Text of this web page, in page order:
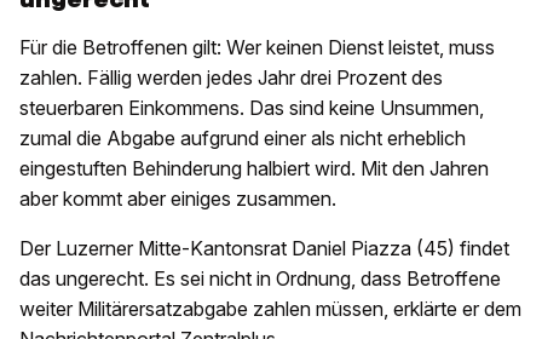
Für die Betroffenen gilt: Wer keinen Dienst leistet, muss
zahlen. Fällig werden jedes Jahr drei Prozent des
steuerbaren Einkommens. Das sind keine Unsummen,
zumal die Abgabe aufgrund einer als nicht erheblich
eingestuften Behinderung halbiert wird. Mit den Jahren
aber kommt aber einiges zusammen.
Der Luzerner Mitte-Kantonsrat Daniel Piazza (45) findet
das ungerecht. Es sei nicht in Ordnung, dass Betroffene
weiter Militärersatzabgabe zahlen müssen, erklärte er dem